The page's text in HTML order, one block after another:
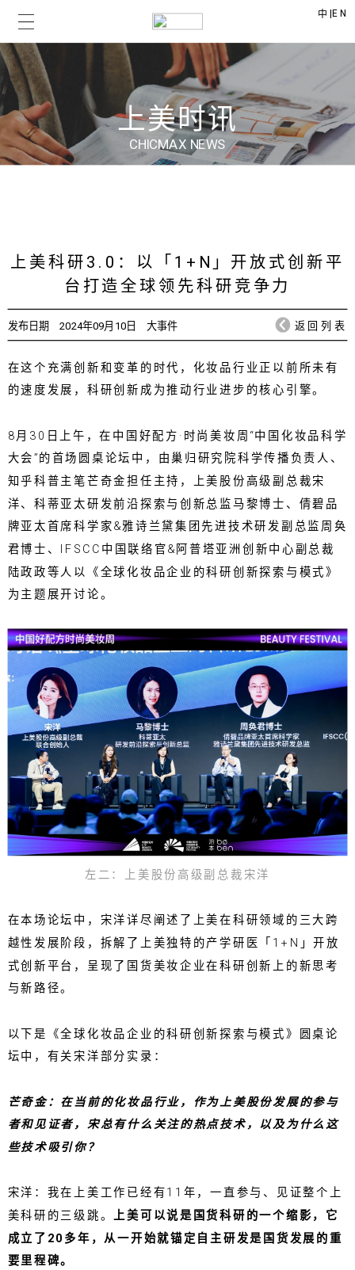
中 |EN
上美时讯
CHICMAX NEWS
上美科研3.0：以「1+N」开放式创新平
台打造全球领先科研竞争力
发布日期 2024年09月10日 大事件 返回列表
在这个充满创新和变革的时代，化妆品行业正以前所未有
的速度发展，科研创新成为推动行业进步的核心引擎。
8月30日上午，在中国好配方·时尚美妆周“中国化妆品科学
大会”的首场圆桌论坛中，由巢归研究院科学传播负责人、
知乎科普主笔芒奇金担任主持，上美股份高级副总裁宋
洋、科蒂亚太研发前沿探索与创新总监马黎博士、倩碧品
牌亚太首席科学家&雅诗兰黛集团先进技术研发副总监周奂
君博士、IFSCC中国联络官&阿普塔亚洲创新中心副总裁
陆政政等人以《全球化妆品企业的科研创新探索与模式》
为主题展开讨论。
左二：上美股份高级副总裁宋洋
在本场论坛中，宋洋详尽阐述了上美在科研领域的三大跨
越性发展阶段，拆解了上美独特的产学研医「1+N」开放
式创新平台，呈现了国货美妆企业在科研创新上的新思考
与新路径。
以下是《全球化妆品企业的科研创新探索与模式》圆桌论
坛中，有关宋洋部分实录：
芒奇金：在当前的化妆品行业，作为上美股份发展的参与
者和见证者，宋总有什么关注的热点技术，以及为什么这
些技术吸引你？
宋洋：我在上美工作已经有11年，一直参与、见证整个上
美科研的三级跳。上美可以说是国货科研的一个缩影，它
成立了20多年，从一开始就锚定自主研发是国货发展的重
要里程碑。